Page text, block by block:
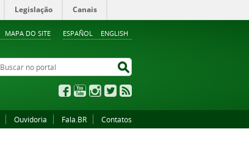
ESPAÑOL ENGLISH
MAPA DO SITE
Legislação Canais
Buscar no portal
FacebookYouTubeInstagram
Twitter
Ouvidoria Fala.BR Contatos